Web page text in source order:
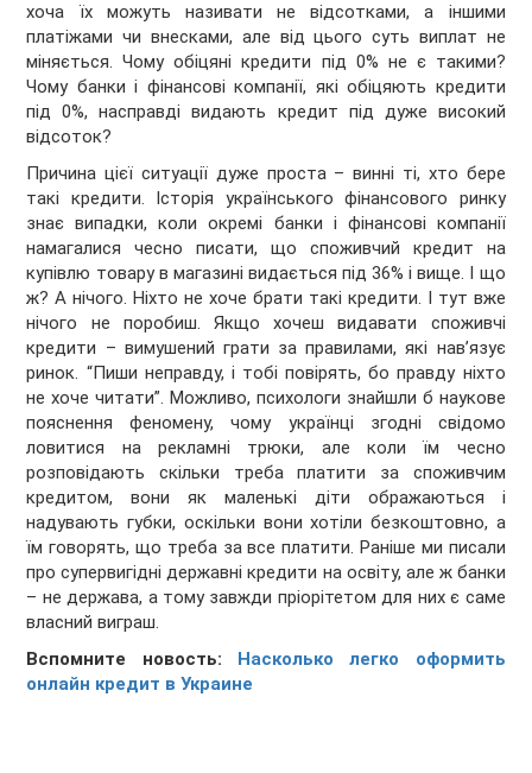
хоча їх можуть називати не відсотками, а іншими
платіжами чи внесками, але від цього суть виплат не
міняється. Чому обіцяні кредити під 0% не є такими?
Чому банки і фінансові компанії, які обіцяють кредити
під 0%, насправді видають кредит під дуже високий
відсоток?
Причина цієї ситуації дуже проста – винні ті, хто бере
такі кредити. Історія українського фінансового ринку
знає випадки, коли окремі банки і фінансові компанії
намагалися чесно писати, що споживчий кредит на
купівлю товару в магазині видається під 36% і вище. І що
ж? А нічого. Ніхто не хоче брати такі кредити. І тут вже
нічого не поробиш. Якщо хочеш видавати споживчі
кредити – вимушений грати за правилами, які нав’язує
ринок. “Пиши неправду, і тобі повірять, бо правду ніхто
не хоче читати”. Можливо, психологи знайшли б наукове
пояснення феномену, чому українці згодні свідомо
ловитися на рекламні трюки, але коли їм чесно
розповідають скільки треба платити за споживчим
кредитом, вони як маленькі діти ображаються і
надувають губки, оскільки вони хотіли безкоштовно, а
їм говорять, що треба за все платити. Раніше ми писали
про супервигідні державні кредити на освіту, але ж банки
– не держава, а тому завжди пріорітетом для них є саме
власний виграш.
Вспомните новость: Насколько легко оформить
онлайн кредит в Украине